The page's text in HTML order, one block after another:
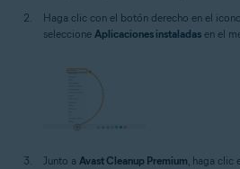
Haga clic con el botón derecho en el icono
seleccione Aplicaciones instaladas en el
Junto a Avast Cleanup Premium, haga clic